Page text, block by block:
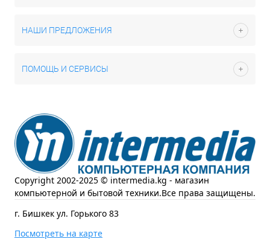
НАШИ ПРЕДЛОЖЕНИЯ
ПОМОЩЬ И СЕРВИСЫ
Copyright 2002-2025 © intermedia.kg - магазин
компьютерной и бытовой техники.Все права защищены.
г. Бишкек ул. Горького 83
Посмотреть на карте